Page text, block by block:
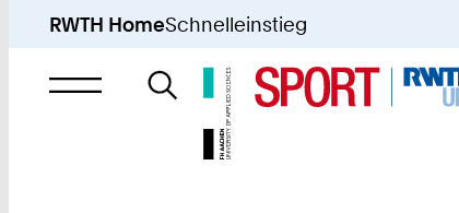
RWTH HomeSchnelleinstieg
Suche
nach